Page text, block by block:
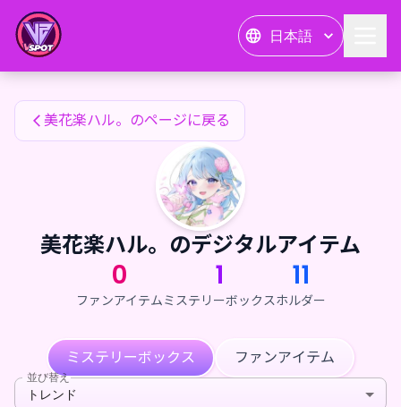
日本語
美花楽ハル。のファンアイテム
美花楽ハル。のページに戻る
美花楽ハル。のデジタルアイテム
0
ファンアイテム
1
ミステリーボックス
11
ホルダー
ミステリーボックス ファンアイテム
並び替え
トレンド
美花楽ハル。のファンアイテム — 24karat